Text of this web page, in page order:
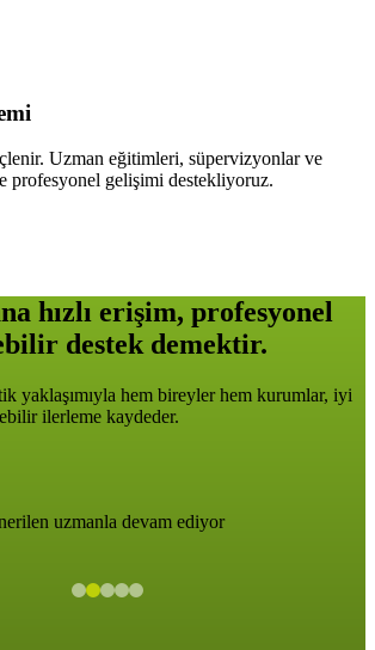
Uzman eğitimleri, süpervizyonlar ve
profesyonel gelişimi destekliyoruz.
hızlı erişim, profesyonel
destek demektir.
yaklaşımıyla hem bireyler hem kurumlar, iyi
ilerleme kaydeder.
uzmanla devam ediyor